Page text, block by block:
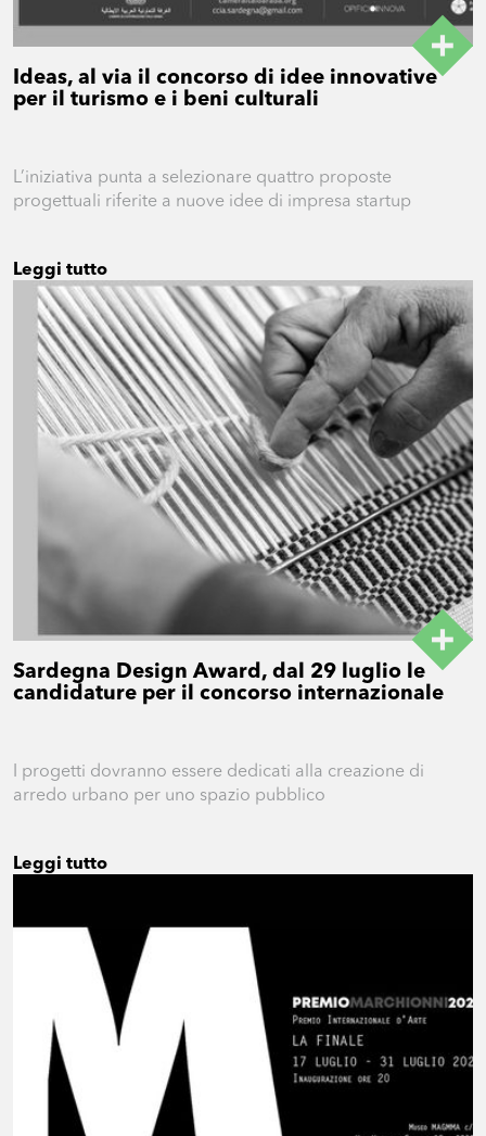
Ideas, al via il concorso di idee innovative
per il turismo e i beni culturali
L’iniziativa punta a selezionare quattro proposte
progettuali riferite a nuove idee di impresa startup
Leggi tutto
Sardegna Design Award, dal 29 luglio le
candidature per il concorso internazionale
I progetti dovranno essere dedicati alla creazione di
arredo urbano per uno spazio pubblico
Leggi tutto